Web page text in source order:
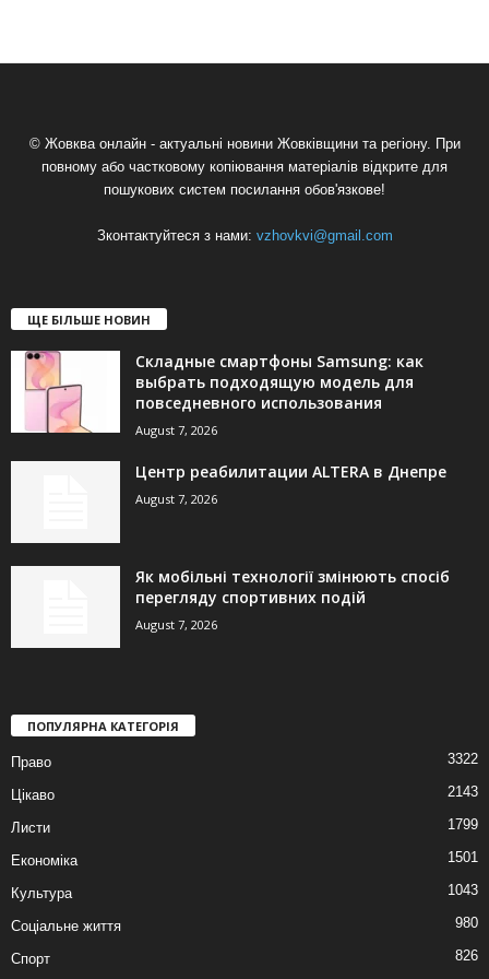
© Жовква онлайн - актуальні новини Жовківщини та регіону. При
повному або частковому копіювання матеріалів відкрите для
пошукових систем посилання обов'язкове!
Зконтактуйтеся з нами: vzhovkvi@gmail.com
ЩЕ БІЛЬШЕ НОВИН
Складные смартфоны Samsung: как
выбрать подходящую модель для
повседневного использования
August 7, 2026
Центр реабилитации ALTERA в Днепре
August 7, 2026
Як мобільні технології змінюють спосіб
перегляду спортивних подій
August 7, 2026
ПОПУЛЯРНА КАТЕГОРІЯ
Право 3322
Цікаво 2143
Листи 1799
Економіка 1501
Культура 1043
Соціальне життя 980
Спорт 826